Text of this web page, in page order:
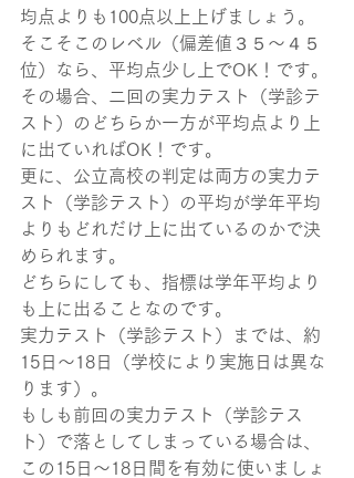
均点よりも100点以上上げましょう。
そこそこのレベル（偏差値３５～４５
位）なら、平均点少し上でOK！です。
その場合、二回の実力テスト（学診テ
スト）のどちらか一方が平均点より上
に出ていればOK！です。
更に、公立高校の判定は両方の実力テ
スト（学診テスト）の平均が学年平均
よりもどれだけ上に出ているのかで決
められます。
どちらにしても、指標は学年平均より
も上に出ることなのです。
実力テスト（学診テスト）までは、約
15日～18日（学校により実施日は異な
ります）。
もしも前回の実力テスト（学診テス
ト）で落としてしまっている場合は、
この15日～18日間を有効に使いましょ